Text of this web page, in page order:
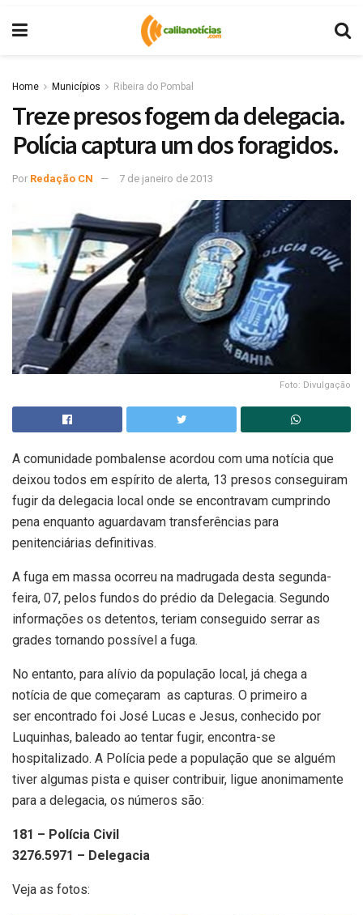
Home Municípios Ribeira do Pombal
Treze presos fogem da delegacia.
Polícia captura um dos foragidos.
Por Redação CN 7 de janeiro de 2013
Foto: Divulgação
A comunidade pombalense acordou com uma notícia que
deixou todos em espírito de alerta, 13 presos conseguiram
fugir da delegacia local onde se encontravam cumprindo
pena enquanto aguardavam transferências para
penitenciárias definitivas.
A fuga em massa ocorreu na madrugada desta segunda-
feira, 07, pelos fundos do prédio da Delegacia. Segundo
informações os detentos, teriam conseguido serrar as
grades tornando possível a fuga.
No entanto, para alívio da população local, já chega a
notícia de que começaram as capturas. O primeiro a
ser encontrado foi José Lucas e Jesus, conhecido por
Luquinhas, baleado ao tentar fugir, encontra-se
hospitalizado. A Polícia pede a população que se alguém
tiver algumas pista e quiser contribuir, ligue anonimamente
para a delegacia, os números são:
181 – Polícia Civil
3276.5971 – Delegacia
Veja as fotos: